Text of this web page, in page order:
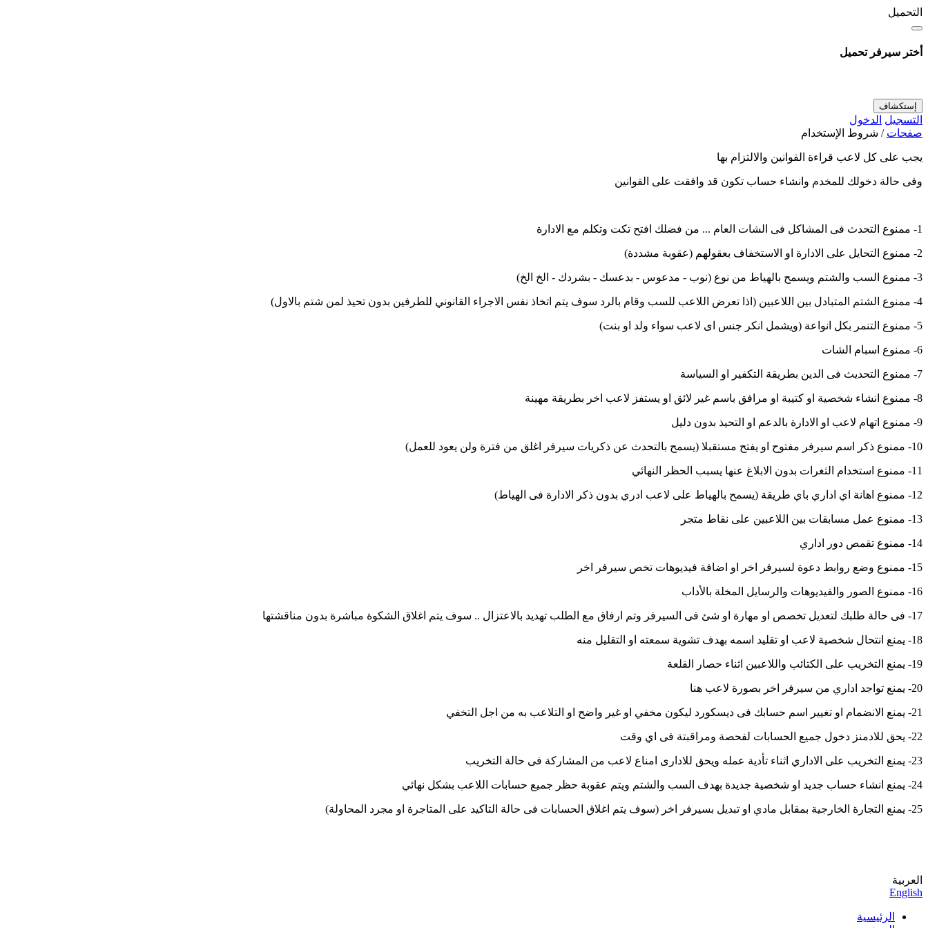
التحميل
أختر سيرفر تحميل
إستكشاف
التسجيل الدخول
صفحات / شروط الإستخدام
يجب على كل لاعب قراءة القوانين والالتزام بها
وفى حالة دخولك للمخدم وانشاء حساب تكون قد وافقت على القوانين
1- ممنوع التحدث فى المشاكل فى الشات العام ... من فضلك افتح تكت وتكلم مع الادارة
2- ممنوع التحايل على الادارة او الاستخفاف بعقولهم (عقوبة مشددة)
3- ممنوع السب والشتم ويسمح بالهياط من نوع (نوب - مدعوس - بدعسك - بشردك - الخ الخ)
4- ممنوع الشتم المتبادل بين اللاعبين (اذا تعرض اللاعب للسب وقام بالرد سوف يتم اتخاذ نفس الاجراء القانوني للطرفين بدون تحيذ لمن شتم بالاول)
5- ممنوع التنمر بكل انواعة (ويشمل انكر جنس اى لاعب سواء ولد او بنت)
6- ممنوع اسبام الشات
7- ممنوع التحديث فى الدين بطريقة التكفير او السياسة
8- ممنوع انشاء شخصية او كتيبة او مرافق باسم غير لائق او يستفز لاعب اخر بطريقة مهينة
9- ممنوع اتهام لاعب او الادارة بالدعم او التحيذ بدون دليل
10- ممنوع ذكر اسم سيرفر مفتوح او يفتح مستقبلا (يسمح بالتحدث عن ذكريات سيرفر اغلق من فترة ولن يعود للعمل)
11- ممنوع استخدام الثغرات بدون الابلاغ عنها يسبب الحظر النهائي
12- ممنوع اهانة اي اداري باي طريقة (يسمح بالهياط على لاعب ادري بدون ذكر الادارة فى الهياط)
13- ممنوع عمل مسابقات بين اللاعبين على نقاط متجر
14- ممنوع تقمص دور اداري
15- ممنوع وضع روابط دعوة لسيرفر اخر او اضافة فيديوهات تخص سيرفر اخر
16- ممنوع الصور والفيديوهات والرسايل المخلة بالأداب
17- فى حالة طلبك لتعديل تخصص او مهارة او شئ فى السيرفر وتم ارفاق مع الطلب تهديد بالاعتزال .. سوف يتم اغلاق الشكوة مباشرة بدون مناقشتها
18- يمنع انتحال شخصية لاعب او تقليد اسمه بهدف تشوية سمعته او التقليل منه
19- يمنع التخريب على الكتائب واللاعبين اثناء حصار القلعة
20- يمنع تواجد اداري من سيرفر اخر بصورة لاعب هنا
21- يمنع الانضمام او تغيير اسم حسابك فى ديسكورد ليكون مخفي او غير واضح او التلاعب به من اجل التخفي
22- يحق للادمنز دخول جميع الحسابات لفحصة ومراقبتة فى اي وقت
23- يمنع التخريب على الاداري اثناء تأدية عمله ويحق للادارى امناع لاعب من المشاركة فى حالة التخريب
24- يمنع انشاء حساب جديد او شخصية جديدة بهدف السب والشتم ويتم عقوبة حظر جميع حسابات اللاعب بشكل نهائي
25- يمنع التجارة الخارجية بمقابل مادي او تبديل بسيرفر اخر (سوف يتم اغلاق الحسابات فى حالة التاكيد على المتاجرة او مجرد المحاولة)
العربية
English
الرئيسية